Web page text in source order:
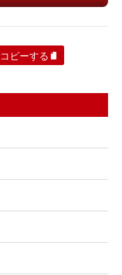
ピーする